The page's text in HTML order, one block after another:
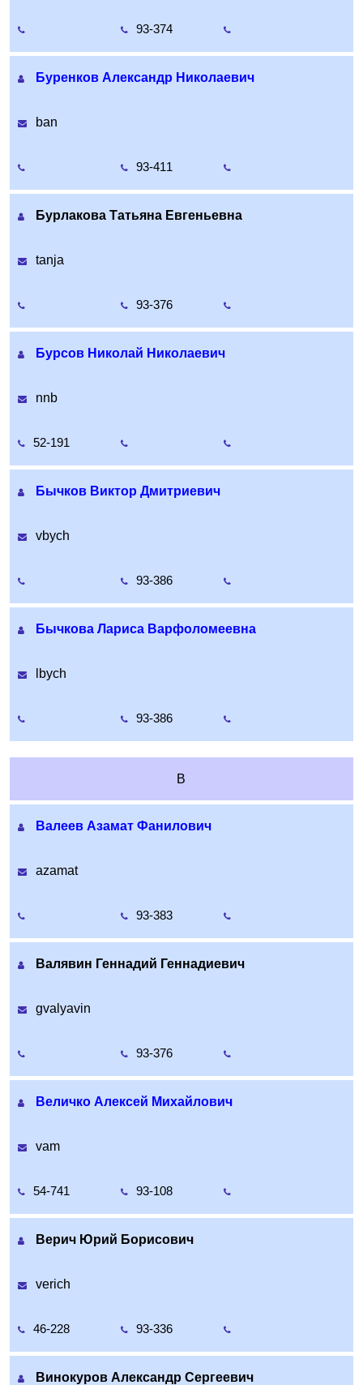
93-374
Буренков Александр Николаевич
ban
93-411
Бурлакова Татьяна Евгеньевна
tanja
93-376
Бурсов Николай Николаевич
nnb
52-191
Бычков Виктор Дмитриевич
vbych
93-386
Бычкова Лариса Варфоломеевна
lbych
93-386
В
Валеев Азамат Фанилович
azamat
93-383
Валявин Геннадий Геннадиевич
gvalyavin
93-376
Величко Алексей Михайлович
vam
54-741 93-108
Верич Юрий Борисович
verich
46-228 93-336
Винокуров Александр Сергеевич